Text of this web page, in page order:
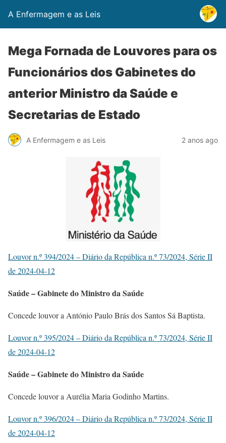
A Enfermagem e as Leis
Mega Fornada de Louvores para os
Funcionários dos Gabinetes do
anterior Ministro da Saúde e
Secretarias de Estado
A Enfermagem e as Leis 2 anos ago
Louvor n.º 394/2024 – Diário da República n.º 73/2024, Série II
de 2024-04-12
Saúde – Gabinete do Ministro da Saúde
Concede louvor a António Paulo Brás dos Santos Sá Baptista.
Louvor n.º 395/2024 – Diário da República n.º 73/2024, Série II
de 2024-04-12
Saúde – Gabinete do Ministro da Saúde
Concede louvor a Aurélia Maria Godinho Martins.
Louvor n.º 396/2024 – Diário da República n.º 73/2024, Série II
de 2024-04-12